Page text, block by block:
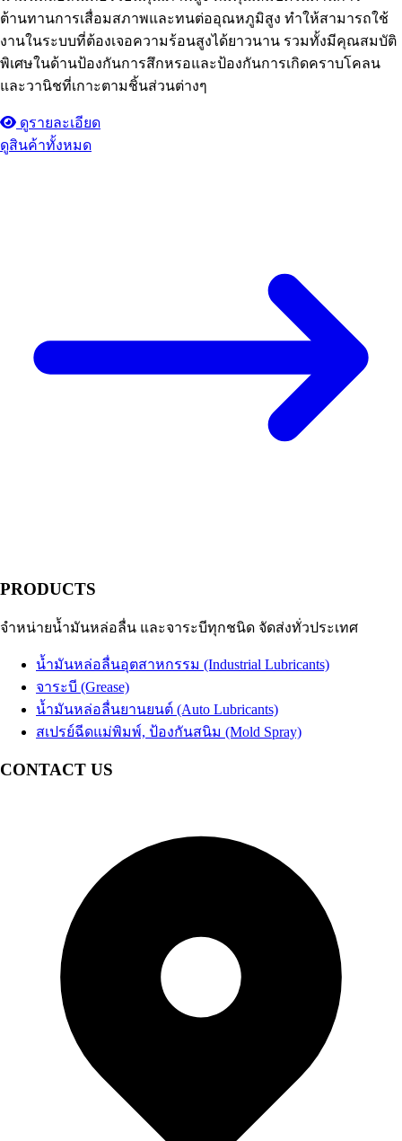
ต้านทานการเสื่อมสภาพและทนต่ออุณหภูมิสูง ทำให้สามารถใช้
งานในระบบที่ต้องเจอความร้อนสูงได้ยาวนาน รวมทั้งมีคุณสมบัติ
พิเศษในด้านป้องกันการสึกหรอและป้องกันการเกิดคราบโคลน
และวานิชที่เกาะตามชิ้นส่วนต่างๆ
ดูรายละเอียด
ดูสินค้าทั้งหมด
PRODUCTS
จำหน่ายน้ำมันหล่อลื่น และจาระบีทุกชนิด จัดส่งทั่วประเทศ
น้ำมันหล่อลื่นอุตสาหกรรม (Industrial Lubricants)
จาระบี (Grease)
น้ำมันหล่อลื่นยานยนต์ (Auto Lubricants)
สเปรย์ฉีดแม่พิมพ์, ป้องกันสนิม (Mold Spray)
CONTACT US